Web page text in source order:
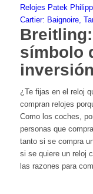
Relojes Patek
Cartier: Baignoire,
símbolo
inversión
¿Te fijas en el reloj
compran relojes
Como los coches,
personas que
tanto si se compra
si se quiere un reloj
las razones para